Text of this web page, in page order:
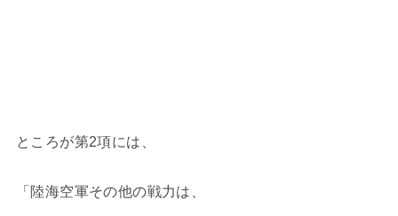
ところが第2項には、
「陸海空軍その他の戦力は、